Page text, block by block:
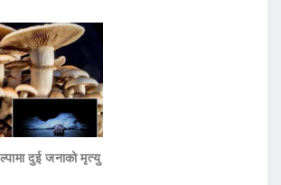
दुई जनाको मृत्यु